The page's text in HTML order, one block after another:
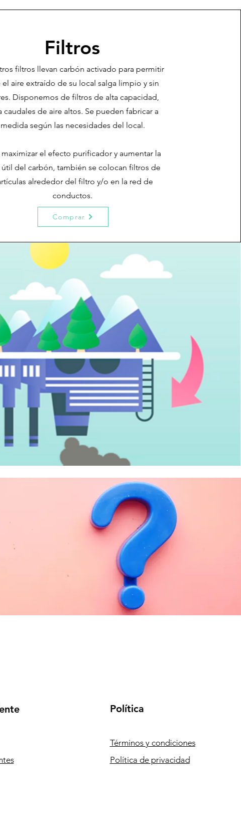
Filtros
filtros llevan carbón activado para permitir
el aire extraído de su local salga limpio y sin
Disponemos de filtros de alta capacidad,
caudales de aire altos. Se pueden fabricar a
medida según las necesidades del local.
maximizar el efecto purificador y aumentar la
útil del carbón, también se colocan filtros de
alrededor del filtro y/o en la red de
conductos.
Comprar
Política
Términos y condiciones
Política de privacidad